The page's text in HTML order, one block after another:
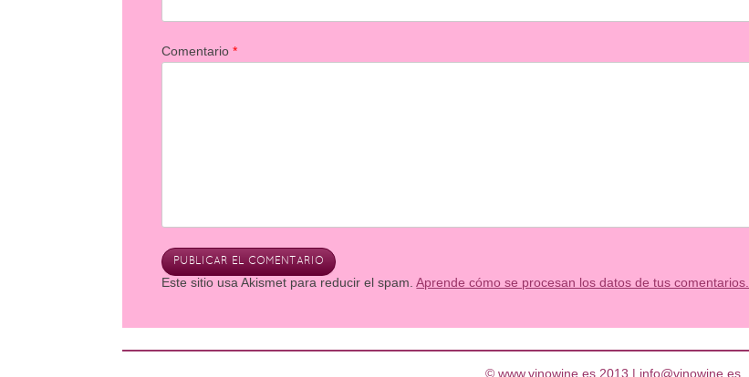
Comentario*
Este sitio usa Akismet para reducir el spam.Aprende cómo se procesan los datos de tus comentarios.
© www.vinowine.es 2013 | info@vinowine.es